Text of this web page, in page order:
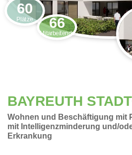
60
Plätze 66
Mitarbeitende
BAYREUTH
Wohnen und Beschäftigung mit
mit Intelligenzminderung und/
Erkrankung